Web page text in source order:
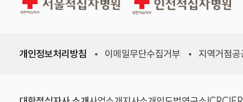
개인정보처리방침 이메일무단수집거부 지역거점공